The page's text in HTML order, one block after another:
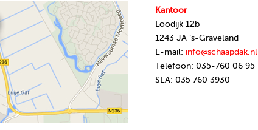
Kantoor
Loodijk 12b
1243 JA ’s-Graveland
E-mail: info@schaapdak.nl
Telefoon: 035-760 06 95
SEA: 035 760 3930